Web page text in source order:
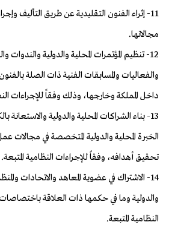
11- إثراء الفنون التقليدية عن طريق التأليف
مجالاتها.
12- تنظيم المؤتمرات المحلية والدولية
والفعاليات والمسابقات الفنية ذات الصلة
داخل المملكة وخارجها، وذلك وفقاً للإجراءات
13- بناء الشراكات المحلية والدولية والاستعانة
الخبرة المحلية والدولية المتخصصة في مجالات
تحقيق أهدافه، وفقاً للإجراءات النظامية المتبعة.
14- الاشتراك في عضوية المعاهد والاتحادات
والدولية وما في حكمها ذات العلاقة باختصاصات
النظامية المتبعة.